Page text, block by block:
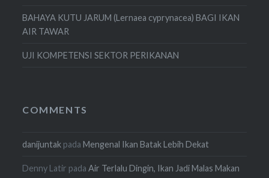
BAHAYA KUTU JARUM (Lernaea cyprynacea) BAGI IKAN
AIR TAWAR
UJI KOMPETENSI SEKTOR PERIKANAN
COMMENTS
danijuntak padaMengenal Ikan Batak Lebih Dekat
Denny Latir padaAir Terlalu Dingin, Ikan Jadi Malas Makan